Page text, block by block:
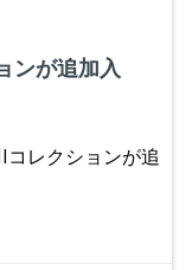
ンが追加入
レクションが追